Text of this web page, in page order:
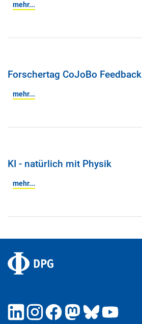
mehr...
Forschertag CoJoBo Feedback
mehr...
KI - natürlich mit Physik
mehr...